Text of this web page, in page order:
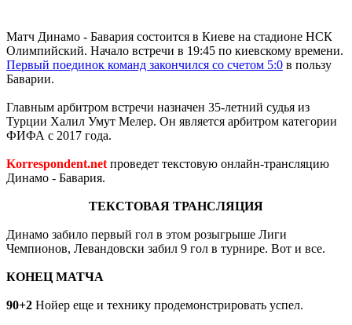
Матч Динамо - Бавария состоится в Киеве на стадионе НСК
Олимпийский. Начало встречи в 19:45 по киевскому времени.
Первый поединок команд закончился со счетом 5:0 в пользу
Баварии.
Главным арбитром встречи назначен 35-летний судья из
Турции Халил Умут Мелер. Он является арбитром категории
ФИФА с 2017 года.
Korrespondent.net проведет текстовую онлайн-трансляцию
Динамо - Бавария.
ТЕКСТОВАЯ ТРАНСЛЯЦИЯ
Динамо забило первый гол в этом розыгрыше Лиги
Чемпионов, Левандовски забил 9 гол в турнире. Вот и все.
КОНЕЦ МАТЧА
90+2 Нойер еще и технику продемонстрировать успел.